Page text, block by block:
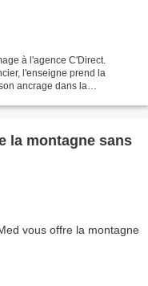
à l'agence C'Direct.
l'enseigne prend la
ancrage dans la
la montagne sans